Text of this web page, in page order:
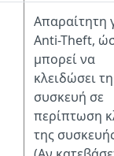
Απαραίτητη
Anti-Theft,
μπορεί να
κλειδώσει τη
συσκευή σε
περίπτωση
της